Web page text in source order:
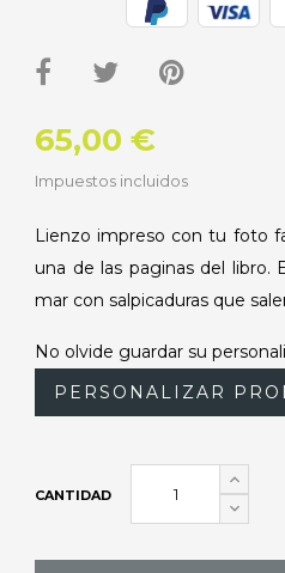
65,00 €
Impuestos incluidos
Lienzo impreso con tu foto
una de las paginas del libro.
mar con salpicaduras que
No olvide guardar su
PERSONALIZAR
CANTIDAD